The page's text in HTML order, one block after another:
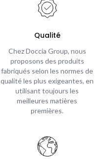
Qualité
Chez Doccia Group, nous
proposons des produits
fabriqués selon les normes de
qualité les plus exigeantes, en
utilisant toujours les
meilleures matières
premières.